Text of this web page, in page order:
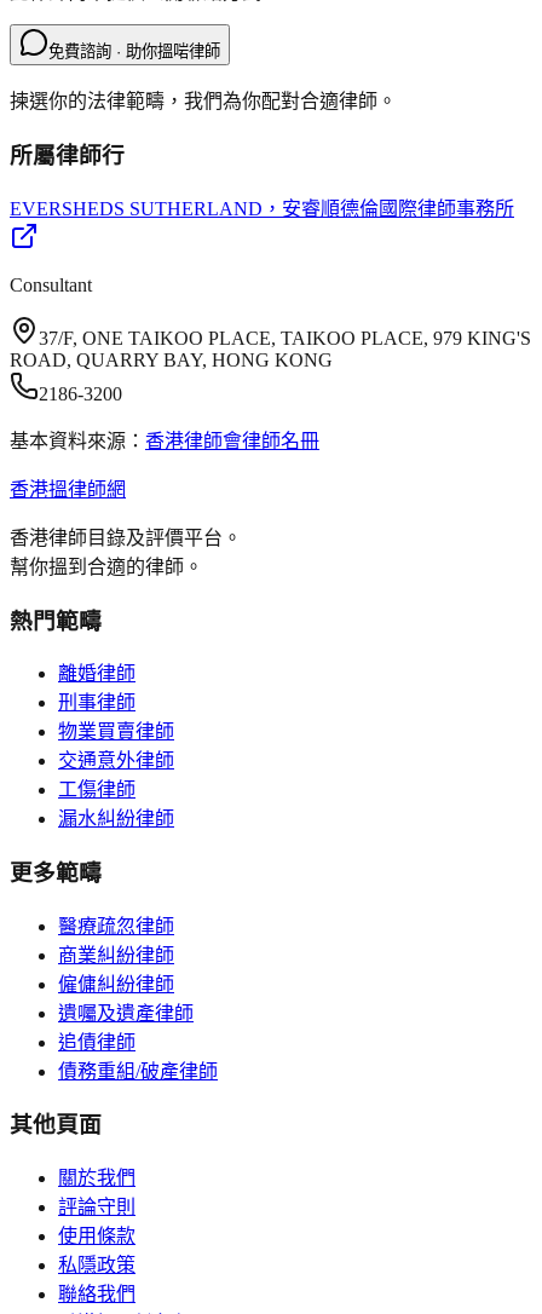
免費諮詢 · 助你搵啱律師
揀選你的法律範疇，我們為你配對合適律師。
所屬律師行
EVERSHEDS SUTHERLAND ，安睿順德倫國際律師事務所
Consultant
37/F, ONE TAIKOO PLACE, TAIKOO PLACE, 979 KING'S
ROAD, QUARRY BAY, HONG KONG
2186-3200
基本資料來源： 香港律師會律師名冊
香港搵律師網
香港律師目錄及評價平台。
幫你搵到合適的律師。
熱門範疇
離婚律師
刑事律師
物業買賣律師
交通意外律師
工傷律師
漏水糾紛律師
更多範疇
醫療疏忽律師
商業糾紛律師
僱傭糾紛律師
遺囑及遺產律師
追債律師
債務重組/破產律師
其他頁面
關於我們
評論守則
使用條款
私隱政策
聯絡我們